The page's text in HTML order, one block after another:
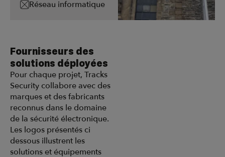
Réseau informatique
Fournisseurs des
solutions déployées
Pour chaque projet, Tracks
Security collabore avec des
marques et des fabricants
reconnus dans le domaine
de la sécurité électronique.
Les logos présentés ci
dessous illustrent les
solutions et équipements